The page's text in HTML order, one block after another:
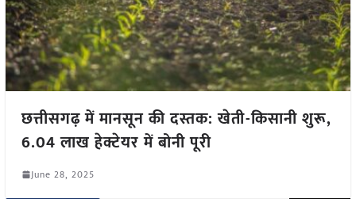
छत्तीसगढ़ में मानसून की दस्तक: खेती-किसानी शुरू,
6.04 लाख हेक्टेयर में बोनी पूरी
June 28, 2025